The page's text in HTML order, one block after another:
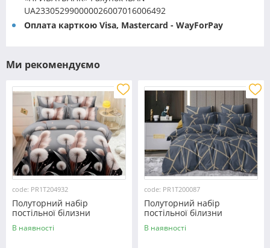
UA233052990000026007016006492
Оплата карткою Visa, Mastercard - WayForPay
Ми рекомендуємо
code: PR1T204932
Полуторний набір
постільної білизни
150*220 із полікотону
№204932 Черешенька™
В наявності
code: PR1T200087
Полуторний набір
постільної білизни
150*220 із полікотону
№200087 Черешенька™
В наявності